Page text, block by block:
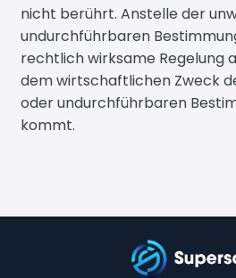
nicht berührt. Anstelle der
undurchführbaren
rechtlich wirksame Regelung
dem wirtschaftlichen Zweck
oder undurchführbaren
kommt.